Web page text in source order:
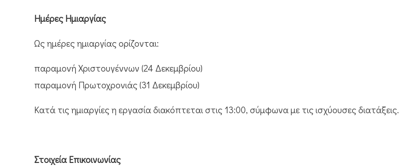
Ημέρες Ημιαργίας
Ως ημέρες ημιαργίας ορίζονται:
παραμονή Χριστουγέννων (24 Δεκεμβρίου)
παραμονή Πρωτοχρονιάς (31 Δεκεμβρίου)
Κατά τις ημιαργίες η εργασία διακόπτεται στις 13:00, σύμφωνα με τις ισχύουσες διατάξεις.
Στοιχεία Επικοινωνίας